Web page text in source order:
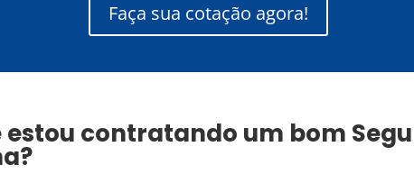
Faça sua cotação agora!
estou contratando um bom
?